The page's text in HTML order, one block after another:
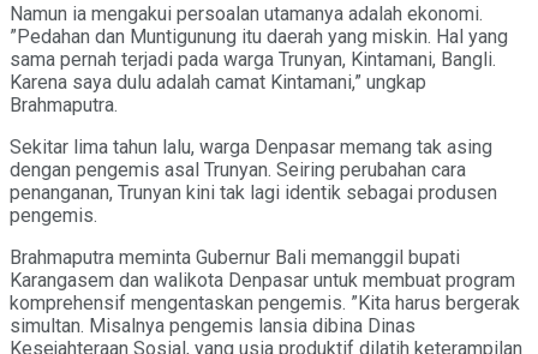
Namun ia mengakui persoalan utamanya adalah ekonomi.
”Pedahan dan Muntigunung itu daerah yang miskin. Hal yang
sama pernah terjadi pada warga Trunyan, Kintamani, Bangli.
Karena saya dulu adalah camat Kintamani,” ungkap
Brahmaputra.
Sekitar lima tahun lalu, warga Denpasar memang tak asing
dengan pengemis asal Trunyan. Seiring perubahan cara
penanganan, Trunyan kini tak lagi identik sebagai produsen
pengemis.
Brahmaputra meminta Gubernur Bali memanggil bupati
Karangasem dan walikota Denpasar untuk membuat program
komprehensif mengentaskan pengemis. ”Kita harus bergerak
simultan. Misalnya pengemis lansia dibina Dinas
Kesejahteraan Sosial, yang usia produktif dilatih keterampilan